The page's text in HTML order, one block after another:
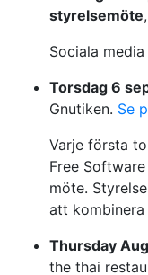
styrelsemöte
Sociala
Torsdag 6
Gnutiken. Se
Varje första
Free
möte.
att kombinera
Thursday
the thai